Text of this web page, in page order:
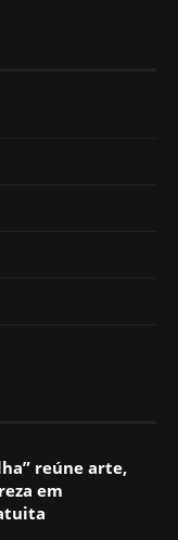
reúne arte,
em